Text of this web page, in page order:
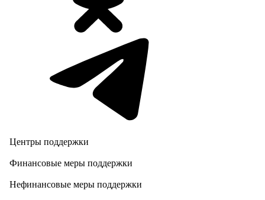
Центры поддержки
Финансовые меры поддержки
Нефинансовые меры поддержки